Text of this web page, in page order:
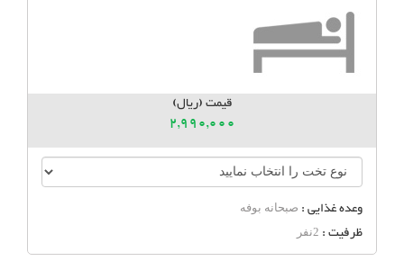
قیمت (ریال)
2,990,000
وعده غذایی : صبحانه بوفه
ظرفیت : 2نفر